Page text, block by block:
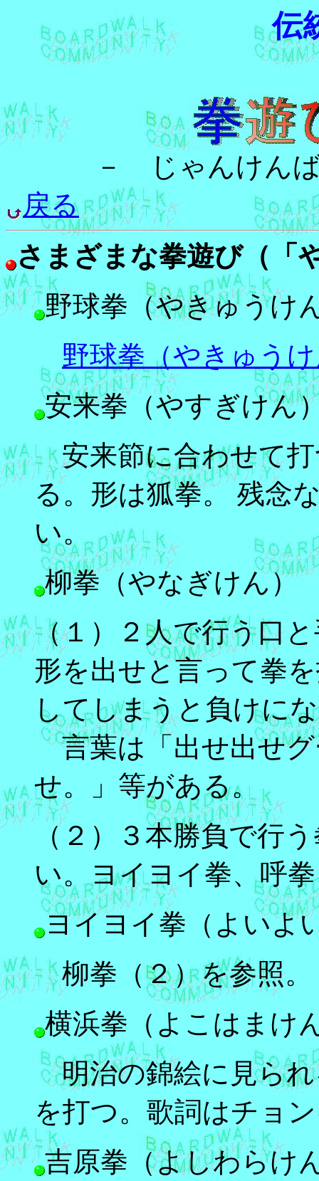
伝
－ じゃんけん
戻る
さまざまな拳遊び（「
野球拳（やきゅうけ
野球拳（やきゅう
安来拳（やすぎけん
安来節に合わせて打
る。形は狐拳。 残念
い。
柳拳（やなぎけん）
（１）２人で行う口
形を出せと言って拳
してしまうと負けに
言葉は「出せ出せグ
せ。」等がある。
（２）３本勝負で行
い。ヨイヨイ拳、呼
ヨイヨイ拳（よいよ
柳拳（２）を参照。
横浜拳（よこはまけ
明治の錦絵に見られ
を打つ。歌詞はチョ
吉原拳（よしわらけ